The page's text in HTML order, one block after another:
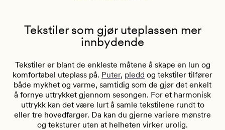
Tekstiler som gjør uteplassen mer
innbydende
Tekstiler er blant de enkleste måtene å skape en lun og
komfortabel uteplass på. Puter, pledd og tekstiler tilfører
både mykhet og varme, samtidig som de gjør det enkelt
å fornye uttrykket gjennom sesongen. For et harmonisk
uttrykk kan det være lurt å samle tekstilene rundt to
eller tre hovedfarger. Da kan du gjerne variere mønstre
og teksturer uten at helheten virker urolig.